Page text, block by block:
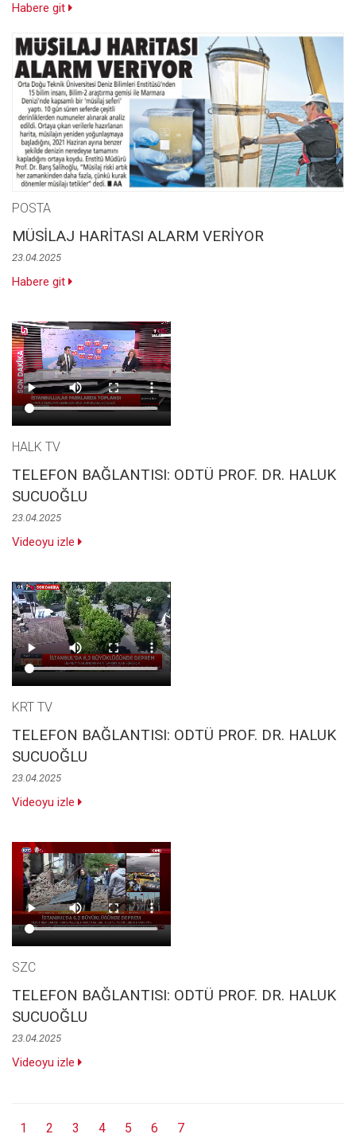
Habere git
POSTA
MÜSİLAJ HARİTASI ALARM VERİYOR
23.04.2025
Habere git
HALK TV
TELEFON BAĞLANTISI: ODTÜ PROF. DR. HALUK
SUCUOĞLU
23.04.2025
Videoyu izle
KRT TV
TELEFON BAĞLANTISI: ODTÜ PROF. DR. HALUK
SUCUOĞLU
23.04.2025
Videoyu izle
SZC
TELEFON BAĞLANTISI: ODTÜ PROF. DR. HALUK
SUCUOĞLU
23.04.2025
Videoyu izle
1 2 3 4 5 6 7